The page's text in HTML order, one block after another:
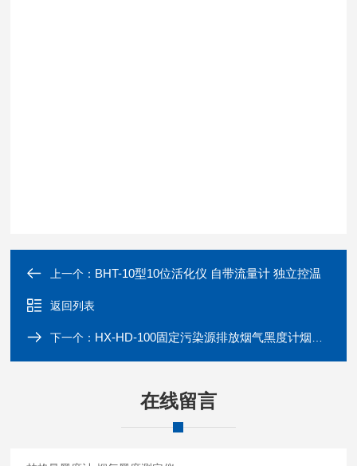
上一个： BHT-10型10位活化仪 自带流量计 独立控温
返回列表
下一个： HX-HD-100固定污染源排放烟气黑度计烟气浓度检测
在线留言